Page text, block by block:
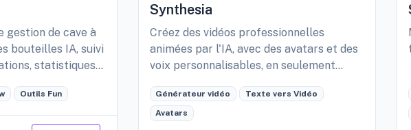
gestion de cave à
bouteilles IA, suivi
statistiques
Outils Fun
Synthesia
Créez des vidéos professionnelles
animées par l'IA, avec des avatars et des
voix personnalisables, en seulement
Générateur vidéo Texte vers Vidéo
Avatars